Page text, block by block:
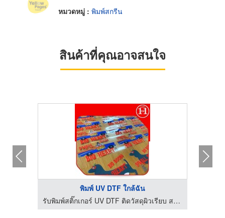
หมวดหมู่ : พิมพ์สกรีน
สินค้าที่คุณอาจสนใจ
พิมพ์ UV DTF ใกล้ฉัน
รับพิมพ์สติ๊กเกอร์ UV DTF ติดวัสดุผิวเรียบ สกรีนเสื้อรีดร้อน